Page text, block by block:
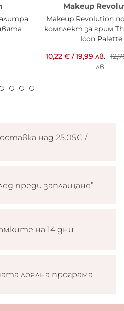
Makeup
Makeup Revolution
комплект за грим
Icon Palette
10,22 € /19,99 лв.
лв.
над 25.05€ /
преди заплащане”
на 14 дни
лоялна програма